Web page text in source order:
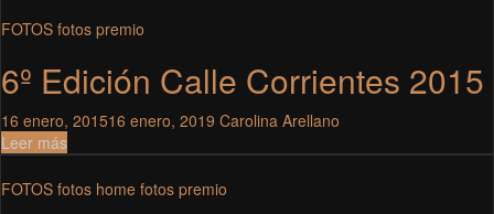
FOTOS fotos premio
6º Edición Calle Corrientes 2015
16 enero, 201516 enero, 2019 Carolina Arellano
Leer más
FOTOS fotos home fotos premio